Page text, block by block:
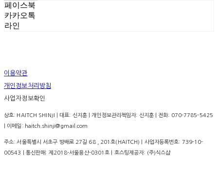
페이스북
카카오톡
라인
이용약관
개인정보처리방침
사업자정보확인
상호: HAITCH SHINJI | 대표: 신지훈 | 개인정보관리책임자: 신지훈 | 전화: 070-7785-5425
| 이메일: haitch.shinji@gmail.com
주소: 서울특별시 서초구 방배로 27길 68 , 201호(HAITCH) | 사업자등록번호: 739-10-
00543
| 통신판매: 제2018-서울용산-0301호 | 호스팅제공자: (주)식스샵